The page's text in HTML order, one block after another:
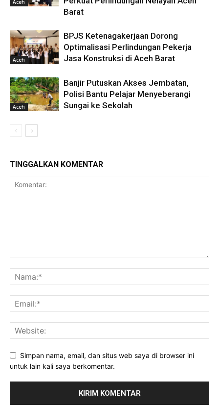
Aceh
Barat
Aceh
BPJS Ketenagakerjaan Dorong
Optimalisasi Perlindungan Pekerja
Jasa Konstruksi di Aceh Barat
Aceh
Banjir Putuskan Akses Jembatan,
Polisi Bantu Pelajar Menyeberangi
Sungai ke Sekolah
TINGGALKAN KOMENTAR
Simpan nama, email, dan situs web saya di browser ini
untuk lain kali saya berkomentar.